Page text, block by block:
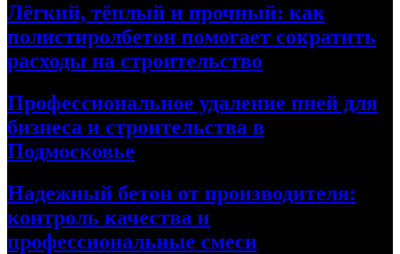
Лёгкий, тёплый и прочный: как
полистиролбетон помогает сократить
расходы на строительство
Профессиональное удаление пней для
бизнеса и строительства в
Подмосковье
Надежный бетон от производителя:
контроль качества и
профессиональные смеси